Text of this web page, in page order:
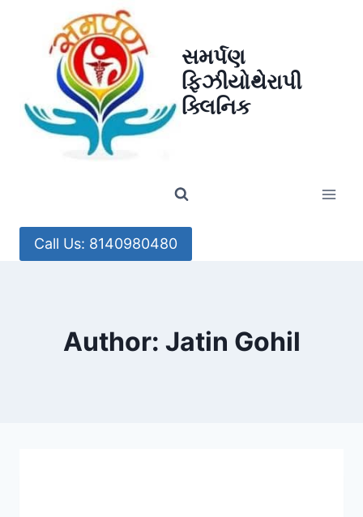
સમર્પણ
ફિઝીયોથેરાપી
ક્લિનિક
Call Us: 8140980480
Author: Jatin Gohil